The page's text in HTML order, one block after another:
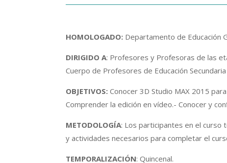
HOMOLOGADO: Departamento de Educación
DIRIGIDO A: Profesores y Profesoras de las
Cuerpo de Profesores de Educación
OBJETIVOS: Conocer 3D Studio MAX 2015
Comprender la edición en vídeo.- Conocer y
METODOLOGÍA: Los participantes en el curso
y actividades necesarios para completar el
TEMPORALIZACIÓN: Quincenal.